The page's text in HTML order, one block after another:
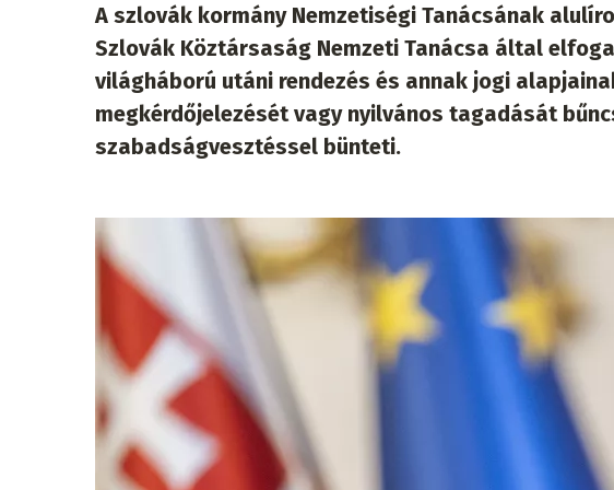
A szlovák kormány Nemzetiségi Tanácsának
Szlovák Köztársaság Nemzeti Tanácsa által
világháború utáni rendezés és annak jogi
megkérdőjelezését vagy nyilvános tagadását
szabadságvesztéssel bünteti.